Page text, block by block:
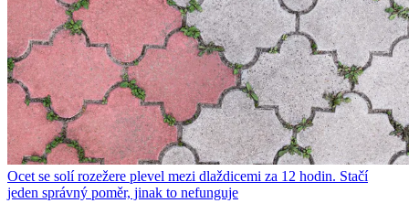
Ocet se solí rozežere plevel mezi dlaždicemi za 12 hodin. Stačí
jeden správný poměr, jinak to nefunguje